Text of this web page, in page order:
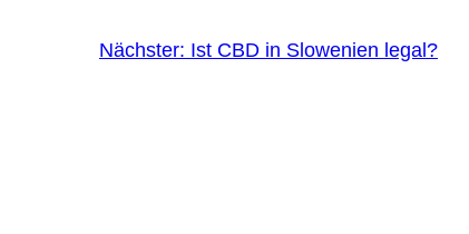
Nächster: Ist CBD in Slowenien legal?